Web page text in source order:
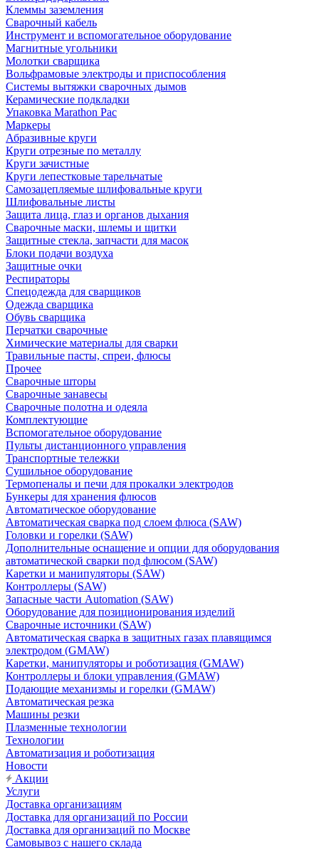
Клеммы заземления
Сварочный кабель
Инструмент и вспомогательное оборудование
Магнитные угольники
Молотки сварщика
Вольфрамовые электроды и приспособления
Системы вытяжки сварочных дымов
Керамические подкладки
Упаковка Marathon Pac
Маркеры
Абразивные круги
Круги отрезные по металлу
Круги зачистные
Круги лепестковые тарельчатые
Самозацепляемые шлифовальные круги
Шлифовальные листы
Защита лица, глаз и органов дыхания
Сварочные маски, шлемы и щитки
Защитные стекла, запчасти для масок
Блоки подачи воздуха
Защитные очки
Респираторы
Спецодежда для сварщиков
Одежда сварщика
Обувь сварщика
Перчатки сварочные
Химические материалы для сварки
Травильные пасты, спреи, флюсы
Прочее
Сварочные шторы
Сварочные занавесы
Сварочные полотна и одеяла
Комплектующие
Вспомогательное оборудование
Пульты дистанционного управления
Транспортные тележки
Сушильное оборудование
Термопеналы и печи для прокалки электродов
Бункеры для хранения флюсов
Автоматическое оборудование
Автоматическая сварка под слоем флюса (SAW)
Головки и горелки (SAW)
Дополнительные оснащение и опции для оборудования
автоматической сварки под флюсом (SAW)
Каретки и манипуляторы (SAW)
Контроллеры (SAW)
Запасные части Automation (SAW)
Оборудование для позиционирования изделий
Сварочные источники (SAW)
Автоматическая сварка в защитных газах плавящимся
электродом (GMAW)
Каретки, манипуляторы и роботизация (GMAW)
Контроллеры и блоки управления (GMAW)
Подающие механизмы и горелки (GMAW)
Автоматическая резка
Машины резки
Плазменные технологии
Технологии
Автоматизация и роботизация
Новости
Акции
Услуги
Доставка организациям
Доставка для организаций по России
Доставка для организаций по Москве
Самовывоз с нашего склада